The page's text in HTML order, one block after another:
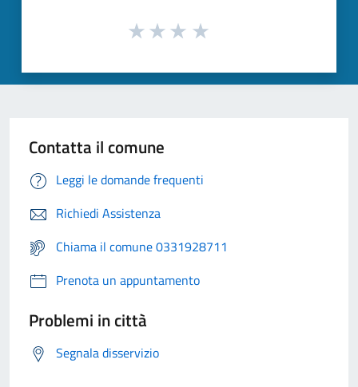
Contatta il comune
Leggi le domande frequenti
Richiedi Assistenza
Chiama il comune 0331928711
Prenota un appuntamento
Problemi in città
Segnala disservizio